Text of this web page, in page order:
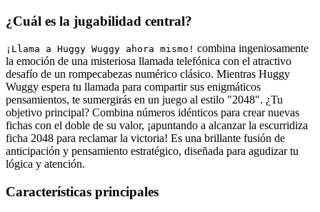
¿Cuál es la jugabilidad central?
¡Llama a Huggy Wuggy ahora mismo! combina ingeniosamente
la emoción de una misteriosa llamada telefónica con el atractivo
desafío de un rompecabezas numérico clásico. Mientras Huggy
Wuggy espera tu llamada para compartir sus enigmáticos
pensamientos, te sumergirás en un juego al estilo "2048". ¿Tu
objetivo principal? Combina números idénticos para crear nuevas
fichas con el doble de su valor, ¡apuntando a alcanzar la escurridiza
ficha 2048 para reclamar la victoria! Es una brillante fusión de
anticipación y pensamiento estratégico, diseñada para agudizar tu
lógica y atención.
Características principales